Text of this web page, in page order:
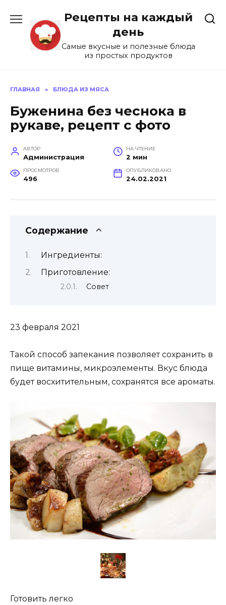
содержанию
Рецепты на каждый
день
Самые вкусные и полезные блюда
из простых продуктов
ГЛАВНАЯ » БЛЮДА ИЗ МЯСА
Буженина без чеснока в
рукаве, рецепт с фото
АВТОР
Администрация
НА ЧТЕНИЕ
2 мин
ПРОСМОТРОВ
496
ОПУБЛИКОВАНО
24.02.2021
Содержание
Ингредиенты:
Приготовление:
Совет
23 февраля 2021
Такой способ запекания позволяет сохранить в
пище витамины, микроэлементы. Вкус блюда
будет восхитительным, сохранятся все ароматы.
Готовить легко